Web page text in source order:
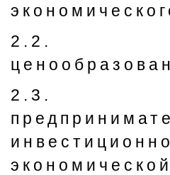
2.2.
2.3.
экономической